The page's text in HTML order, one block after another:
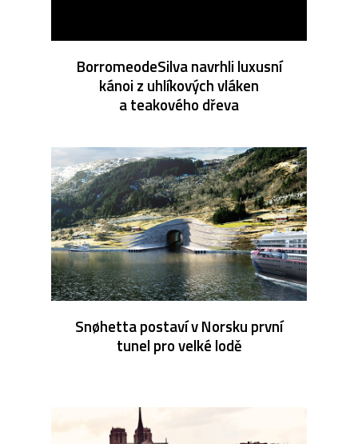
BorromeodeSilva navrhli luxusní
kánoi z uhlíkových vláken
a teakového dřeva
Snøhetta postaví v Norsku první
tunel pro velké lodě